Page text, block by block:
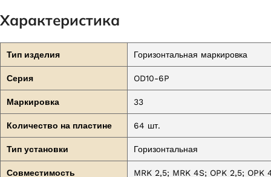
Характеристика
Тип изделия Горизонтальная маркировка
Серия OD10-6P
Маркировка 33
Количество на пластине 64 шт.
Тип установки Горизонтальная
Совместимость MRK 2,5; MRK 4S; OPK 2,5; OPK